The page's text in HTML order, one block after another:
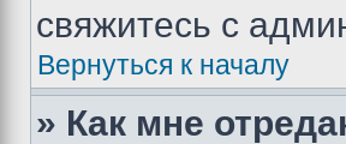
свяжитесь с
Вернуться к началу
» Как мне